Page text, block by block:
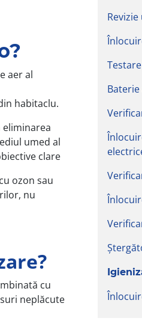
aer al
habitaclu.
eliminarea
umed al
clare
ozon sau
nu
cu
neplăcute